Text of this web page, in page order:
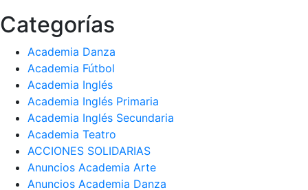
Categorías
Academia Danza
Academia Fútbol
Academia Inglés
Academia Inglés Primaria
Academia Inglés Secundaria
Academia Teatro
ACCIONES SOLIDARIAS
Anuncios Academia Arte
Anuncios Academia Danza